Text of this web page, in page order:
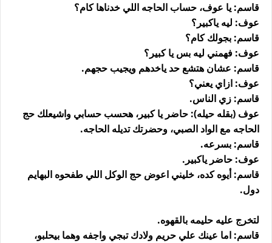
قاسم: يا عوف، حساب الحاجه اللي خدناها كام؟
عوف: ليه ياكبير؟
قاسم: بجولك كام؟
عوف: فهمني ليه بس يا كبير؟
قاسم: عشان هتشع حد ياخدهم ويجيب حجهم.
عوف: ازاي يعني؟
قاسم: زي الناس.
عوف (بقله حيله): حاضر يا كبير، هحسب حسابي واشيعلك حج
الحاجه مع الواد الصبي، وحضرتك تديله الحاجه.
قاسم: بسرعه.
عوف: حاضر ياكبير.
قاسم: أيوه كده، خليني اعوض حج الوكل اللي طفحوه البهايم
دول.
لتخرج عليه حليمه بالقهوه.
قاسم: اما عينك علي حريم ولادك تبجي واجفه وهما بيحلبو،